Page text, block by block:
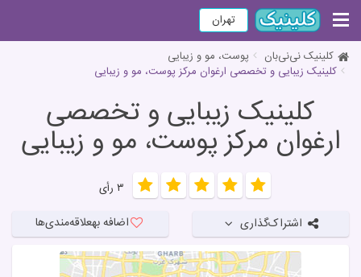
تهران
کلینیک نی‌نی‌بان
پوست، مو و زیبایی
کلینیک زیبایی و تخصصی ارغوان مرکز پوست، مو و زیبایی
کلینیک زیبایی و تخصصی
ارغوان مرکز پوست، مو و زیبایی
۳ رأی
اشتراک‌گذاری اضافه بهعلاقه‌مندی‌ها